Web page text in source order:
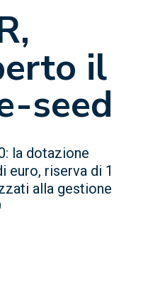
il
seed
la dotazione
euro, riserva di 1
alla gestione